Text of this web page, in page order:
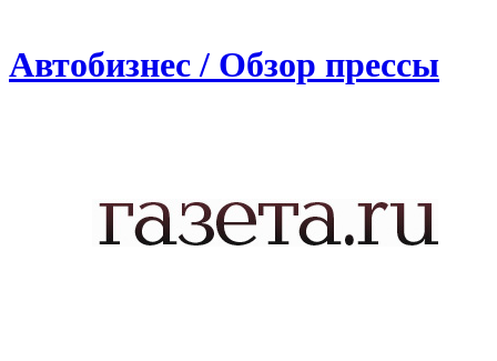
Автобизнес / Обзор прессы